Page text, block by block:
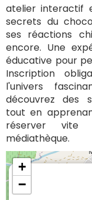
atelier interactif
secrets du
ses réactions
encore. Une
éducative pour
Inscription
l'univers
découvrez des
tout en
réserver vite
médiathèque.
+
−